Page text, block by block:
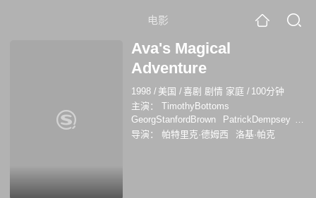
电影
Ava's Magical
Adventure
1998 / 美国 /喜剧 剧情 家庭 / 100分钟
主演：
TimothyBottoms
GeorgStanfordBrown
PatrickDempsey
PriscillaBarnes
KayeBallard
凯·巴拉德
导演： 帕特里克·德姆西 洛基·帕克